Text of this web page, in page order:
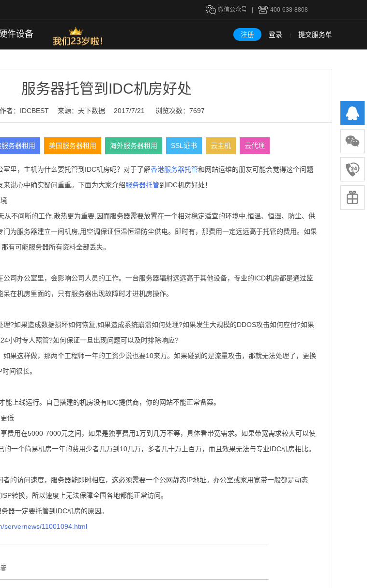
400-638-8808
微信公众号
件设备 注册 登录 | 提交服务单
服务器托管到IDC机房好处
作者：IDCBEST 来源： 天下数据 2017/7/21 浏览次数：7697
务器租用 美国服务器租用 海外服务器租用 SSL证书 云主机 云代理
里，主机为什么要托管到IDC机房呢？对于了解香港服务器托管和网站运维的朋友可能会觉得这个问题
说心中确实疑问重重。下面为大家介绍服务器托管到IDC机房好处！
从不间断的工作,散热更为重要,因而服务器需要放置在一个相对稳定适宜的环境中,恒温、恒湿、防尘、供
为服务器建立一间机房,用空调保证恒温恒湿防尘供电。即时有，那费用一定远远高于托管的费用。如果
有可能服务器所有资料全部丢失。
司办公室里，会影响公司人员的工作。一台服务器辐射远远高于其他设备，专业的ICD机房都是通过监
在机房里面的，只有服务器出现故障时才进机房操作。
?如果造成数据损坏如何恢复,如果造成系统崩溃如何处理?如果发生大规模的DDOS攻击如何应付?如果
小时专人照管?如何保证一旦出现问题可以及时排除响应?
果这样做，那两个工程师一年的工资少说也要10来万。如果碰到的是流量攻击，那就无法处理了，更换
间很长。
能上线运行。自己搭建的机房没有IDC提供商，你的网站不能正常备案。
低
费用在5000-7000元之间，如果是独享费用1万到几万不等，具体看带宽需求。如果带宽需求较大可以使
一个简易机房一年的费用少者几万到10几万，多者几十万上百万，而且效果无法与专业IDC机房相比。
的访问速度，服务器能即时相应，这必须需要一个公网静态IP地址。办公室或家用宽带一般都是动态
转换，所以速度上无法保障全国各地都能正常访问。
器一定要托管到IDC机房的原因。
servernews/11001094.html